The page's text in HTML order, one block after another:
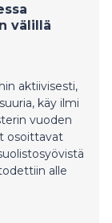
välillä
aktiivisesti,
käy ilmi
vuoden
osoittavat
alle